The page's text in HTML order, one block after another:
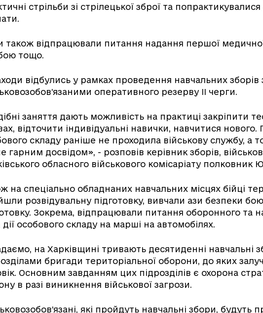
стрільби зі стрілецької зброї та
також відпрацювали питання надання першої
тощо.
відбулись у рамках проведення навчальних зборів
оперативного резерву ІІ черги.
заняття дають можливість на практиці закріпити
відточити індивідуальні навички, навчитися нового.
складу раніше не проходила військову службу, а
гарним досвідом», - розповів керівник зборів,
обласного військового комісаріату полковник
на спеціально обладнаних навчальних місцях бійці
розвідувальну підготовку, вивчали ази безпеки
Зокрема, відпрацювали питання оборонного та
особового складу на марші на автомобілях.
на Харківщині тривають десятиденні навчальні
бригади територіальної оборони, до яких
Основним завданням цих підрозділів є охорона
в разі виникнення військової загрози.
які пройдуть навчальні збори, будуть